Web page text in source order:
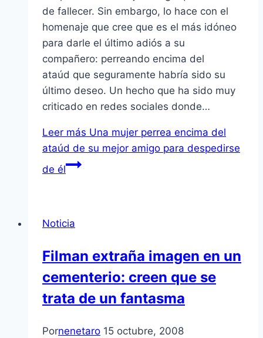
de fallecer. Sin embargo, lo hace con el
homenaje que cree que es el más idóneo
para darle el último adiós a su
compañero: perreando encima del
ataúd que seguramente habría sido su
último deseo. Un hecho que ha sido muy
criticado en redes sociales donde…
Leer más Una mujer perrea encima del
ataúd de su mejor amigo para despedirse
de él
Noticia
Filman extraña imagen en un
cementerio: creen que se
trata de un fantasma
Pornenetaro 15 octubre, 2008